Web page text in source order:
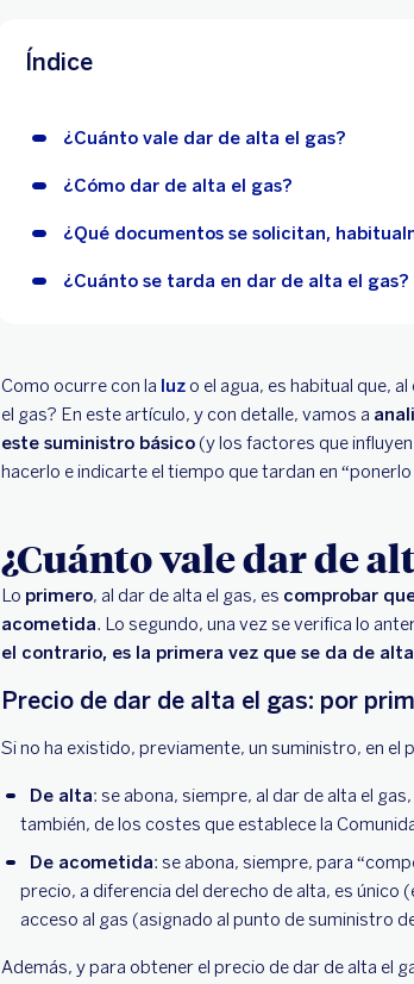
Índice
¿Cuánto vale dar de alta el gas?
¿Cómo dar de alta el gas?
¿Qué documentos se solicitan,
¿Cuánto se tarda en dar de alta el gas?
Como ocurre con la luz o el agua, es habitual que,
el gas? En este artículo, y con detalle, vamos a
este suministro básico (y los factores que
hacerlo e indicarte el tiempo que tardan en “ponerlo
¿Cuánto vale dar de
Lo primero, al dar de alta el gas, es comprobar
acometida. Lo segundo, una vez se verifica lo
el contrario, es la primera vez que se da de alta
Precio de dar de alta el gas: por
Si no ha existido, previamente, un suministro, en el
De alta: se abona, siempre, al dar de alta el
también, de los costes que establece la
De acometida: se abona, siempre, para
precio, a diferencia del derecho de alta, es único
acceso al gas (asignado al punto de suministro
Además, y para obtener el precio de dar de alta el